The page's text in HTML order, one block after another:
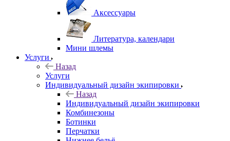
Аксессуары
Литература, календари
Мини шлемы
Услуги
Назад
Услуги
Индивидуальный дизайн экипировки
Назад
Индивидуальный дизайн экипировки
Комбинезоны
Ботинки
Перчатки